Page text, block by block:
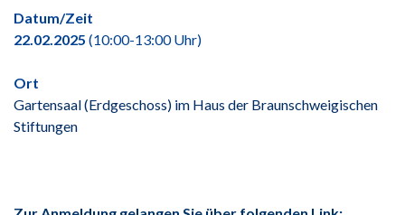
Datum/Zeit
22.02.2025 (10:00-13:00 Uhr)
Ort
Gartensaal (Erdgeschoss) im Haus der Braunschweigischen
Stiftungen